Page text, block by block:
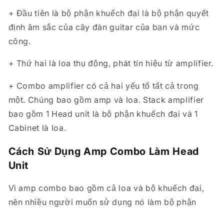
+ Đầu tiên là bộ phận khuếch đại là bộ phận quyết
định âm sắc của cây đàn guitar của bạn và mức
công.
+ Thứ hai là loa thụ động, phát tín hiệu từ amplifier.
+ Combo amplifier có cả hai yếu tố tất cả trong
một. Chúng bao gồm amp và loa. Stack amplifier
bao gồm 1 Head unit là bộ phận khuếch đại và 1
Cabinet là loa.
Cách Sử Dụng Amp Combo Làm Head
Unit
Vì amp combo bao gồm cả loa và bộ khuếch đại,
nên nhiều người muốn sử dụng nó làm bộ phận